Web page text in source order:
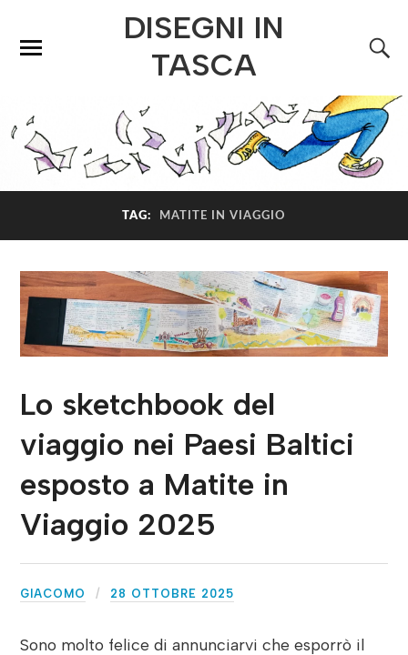
DISEGNI IN
TASCA
TAG: MATITE IN VIAGGIO
Lo sketchbook del
viaggio nei Paesi Baltici
esposto a Matite in
Viaggio 2025
GIACOMO 28 OTTOBRE 2025
Sono molto felice di annunciarvi che esporrò il